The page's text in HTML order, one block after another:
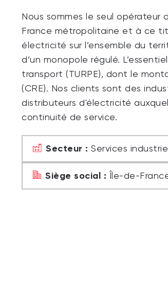
Nous sommes le seul
France métropolitaine et à ce
électricité sur l’ensemble du
d’un monopole régulé.
transport (TURPE), dont le
(CRE). Nos clients sont des
distributeurs d'électricité
continuité de service.
Secteur : Services
Siège social : Île-de-